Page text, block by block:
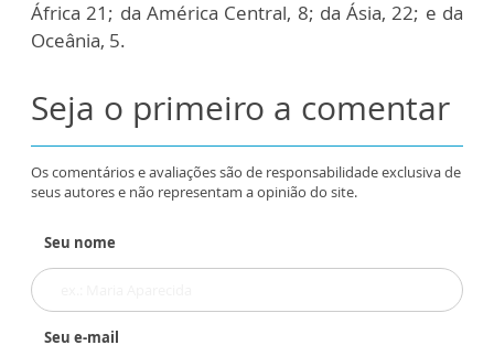
África 21; da América Central, 8; da Ásia, 22; e da
Oceânia, 5.
Seja o primeiro a comentar
Os comentários e avaliações são de responsabilidade exclusiva de
seus autores e não representam a opinião do site.
Seu nome
Seu e-mail